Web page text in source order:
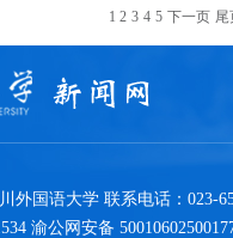
1 2 3 4 5 下一页 尾
外国语大学 联系电话：023-
渝公网安备